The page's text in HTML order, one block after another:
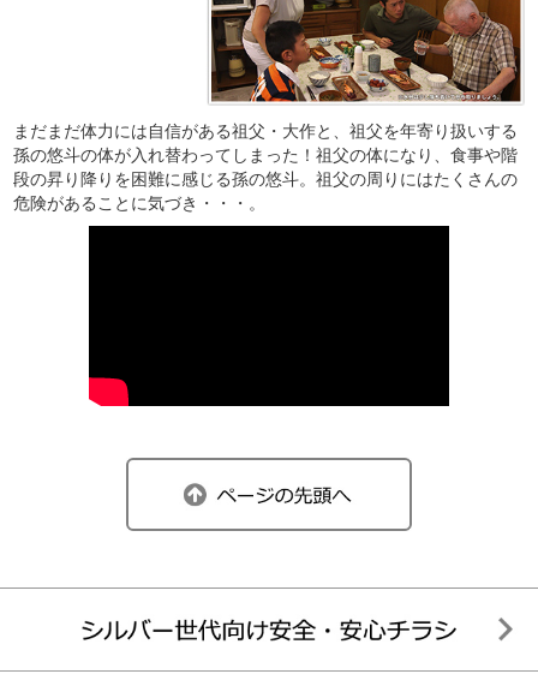
まだまだ体力には自信がある祖父・大作と、祖父を年寄り扱いする
孫の悠斗の体が入れ替わってしまった！祖父の体になり、食事や階
段の昇り降りを困難に感じる孫の悠斗。祖父の周りにはたくさんの
危険があることに気づき・・・。